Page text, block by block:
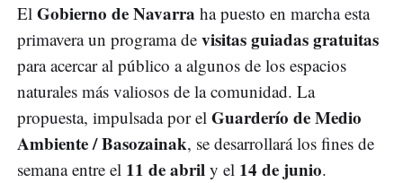
El Gobierno de Navarra ha puesto en marcha esta
primavera un programa de visitas guiadas gratuitas
para acercar al público a algunos de los espacios
naturales más valiosos de la comunidad. La
propuesta, impulsada por el Guarderío de Medio
Ambiente / Basozainak, se desarrollará los fines de
semana entre el 11 de abril y el 14 de junio.